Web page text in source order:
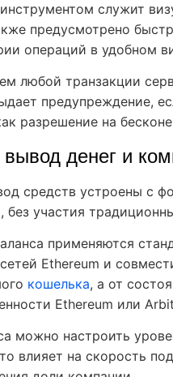
служит
предусмотрено
операций в удобном
любой транзакции
предупреждение,
разрешение на
денег и
средств устроены с
без участия
применяются
Ethereum и
кошелька, а от
Ethereum или
можно настроить
влияет на скорость